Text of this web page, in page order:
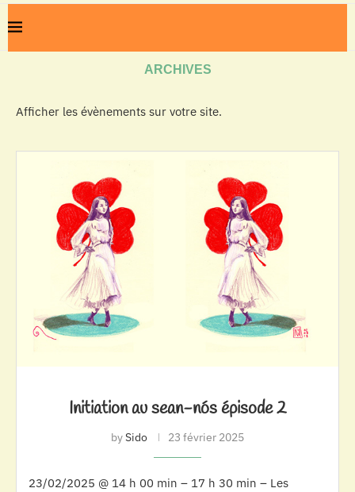
ARCHIVES
Afficher les évènements sur votre site.
Initiation au sean-nós épisode 2
bySido 23 février 2025
23/02/2025 @ 14 h 00 min – 17 h 30 min – Les